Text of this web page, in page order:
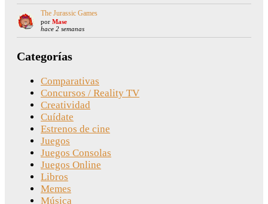
The Jurassic Games
por Mase
hace 2 semanas
Categorías
Comparativas
Concursos / Reality TV
Creatividad
Cuídate
Estrenos de cine
Juegos
Juegos Consolas
Juegos Online
Libros
Memes
Música